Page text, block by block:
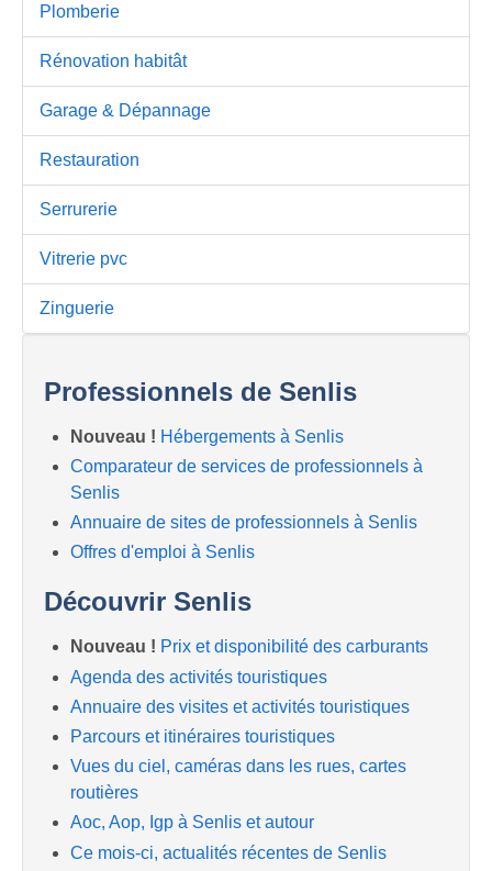
Plomberie
Rénovation habitât
Garage & Dépannage
Restauration
Serrurerie
Vitrerie pvc
Zinguerie
Professionnels de Senlis
Nouveau ! Hébergements à Senlis
Comparateur de services de professionnels à
Senlis
Annuaire de sites de professionnels à Senlis
Offres d'emploi à Senlis
Découvrir Senlis
Nouveau ! Prix et disponibilité des carburants
Agenda des activités touristiques
Annuaire des visites et activités touristiques
Parcours et itinéraires touristiques
Vues du ciel, caméras dans les rues, cartes
routières
Aoc, Aop, Igp à Senlis et autour
Ce mois-ci, actualités récentes de Senlis